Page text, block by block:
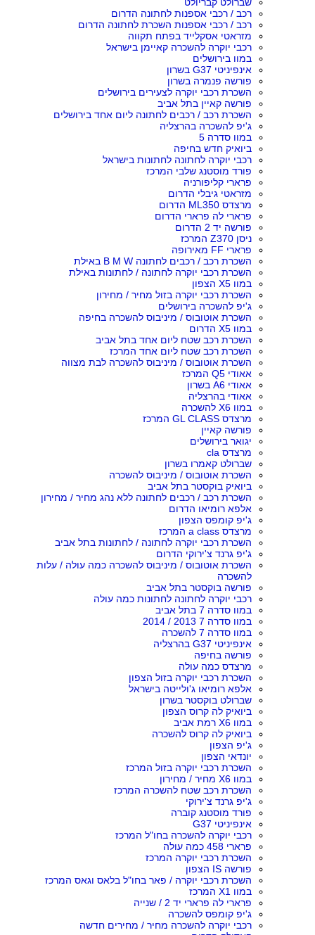
רכב / רכבי אספנות לחתונה הדרום
רכב / רכבי אספנות השכרת לחתונה הדרום
מזראטי אסקלייד בפתח תקווה
רכבי יוקרה להשכרה קאיימן בישראל
במוו בירושלים
אינפיניטי G37 בשרון
פורשה פנמרה בשרון
השכרת רכבי יוקרה לצעירים בירושלים
פורשה קאיין בתל אביב
השכרת רכב / רכבים לחתונה ליום אחד בירושלים
ג'יפ להשכרה בהרצליה
במוו סדרה 5
ביואיק חדש בחיפה
רכבי יוקרה לחתונה לחתונות בישראל
פורד מוסטנג שלבי המרכז
פרארי קליפורניה
מזראטי גיבלי הדרום
מרצדס ML350 הדרום
פרארי לה פרארי הדרום
פורשה יד 2 הדרום
ניסן Z370 המרכז
פרארי FF מאירופה
השכרת רכב / רכבים לחתונה B M W באילת
השכרת רכבי יוקרה לחתונה / לחתונות באילת
במוו X5 הצפון
השכרת רכבי יוקרה בזול מחיר / מחירון
ג'יפ להשכרה בירושלים
השכרת אוטובוס / מיניבוס להשכרה בחיפה
במוו X5 הדרום
השכרת רכב שטח ליום אחד בתל אביב
השכרת רכב שטח ליום אחד המרכז
השכרת אוטובוס / מיניבוס להשכרה לבת מצווה
אאודי Q5 המרכז
אאודי A6 בשרון
אאודי בהרצליה
במוו X6 להשכרה
מרצדס GL CLASS המרכז
פורשה קאיין
יגואר בירושלים
מרצדס cla
שברולט קאמרו בשרון
השכרת אוטובוס / מיניבוס להשכרה
ביואיק בוקסטר בתל אביב
השכרת רכב / רכבים לחתונה ללא נהג מחיר / מחירון
אלפא רומיאו הדרום
ג'יפ קומפס הצפון
מרצדס a class המרכז
השכרת רכבי יוקרה לחתונה / לחתונות בתל אביב
ג'יפ גרנד צ'ירוקי הדרום
השכרת אוטובוס / מיניבוס להשכרה כמה עולה / עלות
להשכרה
פורשה בוקסטר בתל אביב
רכבי יוקרה לחתונה לחתונות כמה עולה
במוו סדרה 7 בתל אביב
במוו סדרה 7 2013 / 2014
במוו סדרה 7 להשכרה
אינפיניטי G37 בהרצליה
פורשה בחיפה
מרצדס כמה עולה
השכרת רכבי יוקרה בזול הצפון
אלפא רומיאו ג'ולייטה בישראל
שברולט בוקסטר בשרון
ביואיק לה קרוס הצפון
במוו X6 רמת אביב
ביואיק לה קרוס להשכרה
ג'יפ הצפון
יונדאי הצפון
השכרת רכבי יוקרה בזול המרכז
במוו X6 מחיר / מחירון
השכרת רכב שטח להשכרה המרכז
ג'יפ גרנד צ'ירוקי
פורד מוסטנג קוברה
אינפיניטי G37
רכבי יוקרה להשכרה בחו"ל המרכז
פרארי 458 כמה עולה
השכרת רכבי יוקרה המרכז
פורשה IS הצפון
השכרת רכבי יוקרה / פאר בחו"ל בלאס וגאס המרכז
במוו X1 המרכז
פרארי לה פרארי יד 2 / שנייה
ג'יפ קומפס להשכרה
רכבי יוקרה להשכרה מחיר / מחירים חדשה